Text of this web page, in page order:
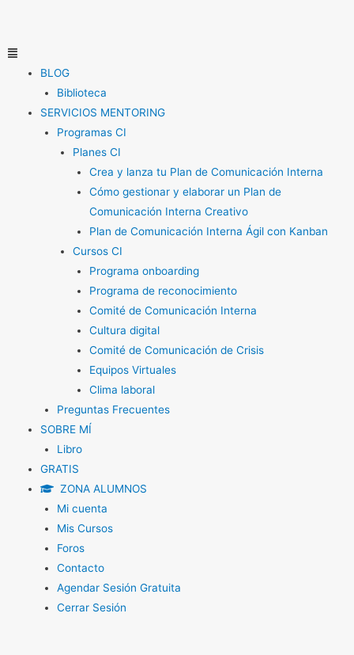
contenido
Menú
BLOG
Biblioteca
SERVICIOS MENTORING
Programas CI
Planes CI
Crea y lanza tu Plan de Comunicación Interna
Cómo gestionar y elaborar un Plan de
Comunicación Interna Creativo
Plan de Comunicación Interna Ágil con Kanban
Cursos CI
Programa onboarding
Programa de reconocimiento
Comité de Comunicación Interna
Cultura digital
Comité de Comunicación de Crisis
Equipos Virtuales
Clima laboral
Preguntas Frecuentes
SOBRE MÍ
Libro
GRATIS
ZONA ALUMNOS
Mi cuenta
Mis Cursos
Foros
Contacto
Agendar Sesión Gratuita
Cerrar Sesión